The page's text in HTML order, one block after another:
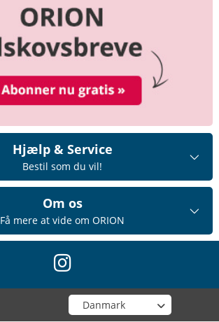
Hjælp & Service
Bestil som du vil!
Om os
Få mere at vide om ORION
instagram
Vælg din butik